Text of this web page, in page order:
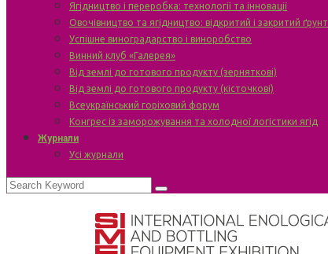
Ягідництво і переробка: технології та інновації
Овочівництво та ягідництво: відкритий і закритий ґрунт
Успішне виноградарство і виноробство
Винний клуб «Галерея»
Від землі до готового продукту (зерняткові)
Від землі до готового продукту (кісточкові)
Всеукраїнський горіховий форум
Конгрес із заморожування та холодної логістики ягід
Журнали
Усі журнали